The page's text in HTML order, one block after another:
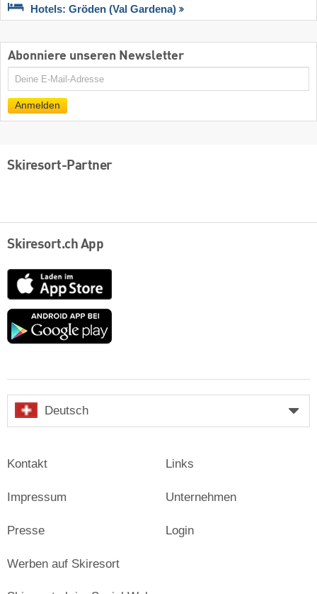
Hotels: Gröden (Val Gardena)
Abonniere unseren Newsletter
E-
Mail
Anmelden
Skiresort-Partner
Skiresort.ch App
App
Store
Google
Deutsch
Kontakt
Impressum
Presse
Links
Unternehmen
Login
Werben auf Skiresort